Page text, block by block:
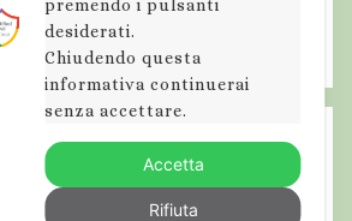
premendo i pulsanti
desiderati.
Chiudendo questa
informativa continuerai
senza accettare.
Accetta
Rifiuta